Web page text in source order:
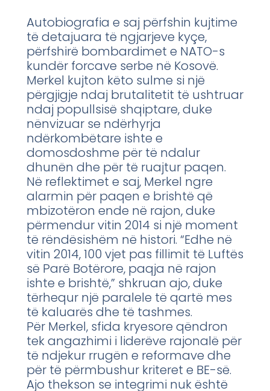
Autobiografia e saj përfshin kujtime
të detajuara të ngjarjeve kyçe,
përfshirë bombardimet e NATO-s
kundër forcave serbe në Kosovë.
Merkel kujton këto sulme si një
përgjigje ndaj brutalitetit të ushtruar
ndaj popullsisë shqiptare, duke
nënvizuar se ndërhyrja
ndërkombëtare ishte e
domosdoshme për të ndalur
dhunën dhe për të ruajtur paqen.
Në reflektimet e saj, Merkel ngre
alarmin për paqen e brishtë që
mbizotëron ende në rajon, duke
përmendur vitin 2014 si një moment
të rëndësishëm në histori. “Edhe në
vitin 2014, 100 vjet pas fillimit të Luftës
së Parë Botërore, paqja në rajon
ishte e brishtë,” shkruan ajo, duke
tërhequr një paralele të qartë mes
të kaluarës dhe të tashmes.
Për Merkel, sfida kryesore qëndron
tek angazhimi i liderëve rajonalë për
të ndjekur rrugën e reformave dhe
për të përmbushur kriteret e BE-së.
Ajo thekson se integrimi nuk është